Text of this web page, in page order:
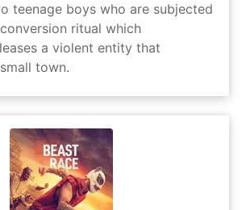
teenage boys who are subjected
ritual which
a violent entity that
town.